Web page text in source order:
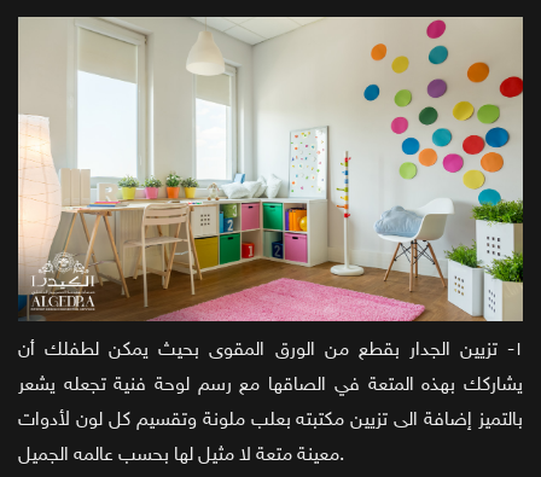
١- تزيين الجدار بقطع من الورق المقوى بحيث يمكن لطفلك أن
يشاركك بهذه المتعة في الصاقها مع رسم لوحة فنية تجعله يشعر
بالتميز إضافة الى تزيين مكتبته بعلب ملونة وتقسيم كل لون لأدوات
معينة متعة لا مثيل لها بحسب عالمه الجميل.